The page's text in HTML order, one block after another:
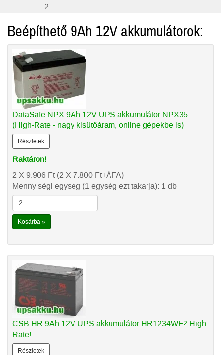
2
Beépíthető 9Ah 12V akkumulátorok:
DataSafe NPX 9Ah 12V UPS akkumulátor NPX35
(High-Rate - nagy kisütőáram, online gépekbe is)
Részletek
Raktáron!
2 X 9.906 Ft(2 X 7.800 Ft+ÁFA)
Mennyiségi egység (1 egység ezt takarja): 1 db
Kosárba »
CSB HR 9Ah 12V UPS akkumulátor HR1234WF2 High
Rate!
Részletek